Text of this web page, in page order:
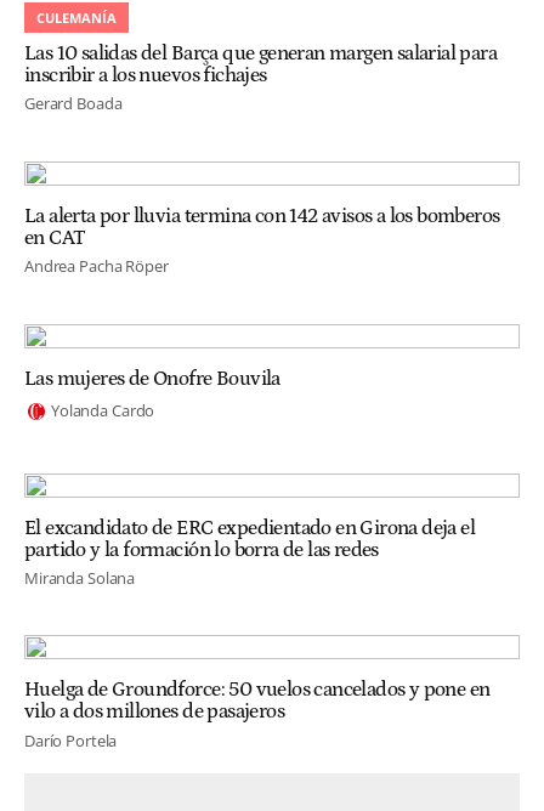
CULEMANÍA
Las 10 salidas del Barça que generan margen salarial para
inscribir a los nuevos fichajes
Gerard Boada
La alerta por lluvia termina con 142 avisos a los bomberos
en CAT
Andrea Pacha Röper
Las mujeres de Onofre Bouvila
Yolanda Cardo
El excandidato de ERC expedientado en Girona deja el
partido y la formación lo borra de las redes
Miranda Solana
Huelga de Groundforce: 50 vuelos cancelados y pone en
vilo a dos millones de pasajeros
Darío Portela